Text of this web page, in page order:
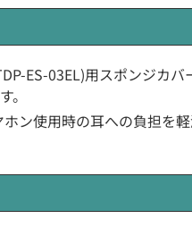
ES-03EL)用スポンジカバ
。
ン使用時の耳への負担を軽